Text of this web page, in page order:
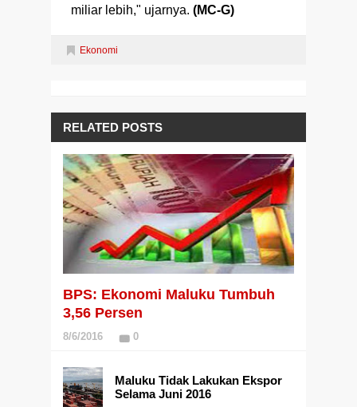
miliar lebih," ujarnya. (MC-G)
Ekonomi
RELATED POSTS
BPS: Ekonomi Maluku Tumbuh
3,56 Persen
8/6/2016 0
Maluku Tidak Lakukan Ekspor
Selama Juni 2016